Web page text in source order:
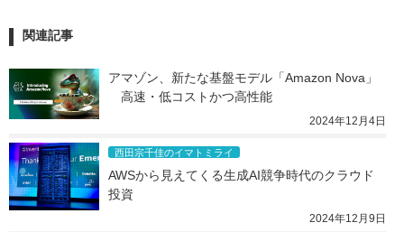
関連記事
アマゾン、新たな基盤モデル「Amazon Nova」
高速・低コストかつ高性能
2024年12月4日
西田宗千佳のイマトミライ
AWSから見えてくる生成AI競争時代のクラウド
投資
2024年12月9日